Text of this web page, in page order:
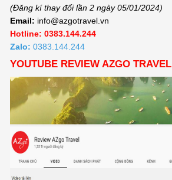
(Đăng kí thay đổi lần 2 ngày 05/01/2024)
Email: info@azgotravel.vn
Hotline: 0383.144.244
Zalo: 0383.144.244
YOUTUBE REVIEW AZGO TRAVEL